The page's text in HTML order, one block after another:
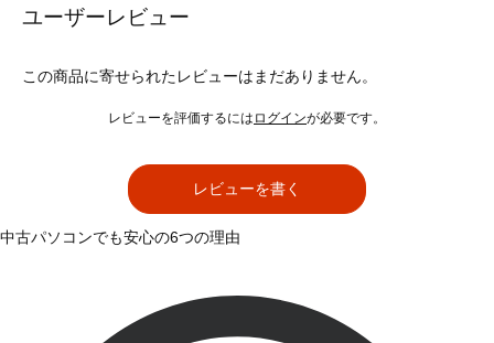
ユーザーレビュー
この商品に寄せられたレビューはまだありません。
レビューを評価するには ログインが必要です。
レビューを書く
中古パソコンでも安心の6つの理由